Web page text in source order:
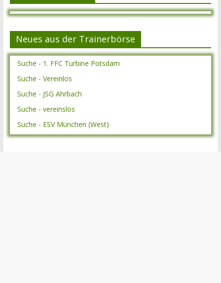
Neues aus der Trainerbörse
Suche - 1. FFC Turbine Potsdam
Suche - Vereinlos
Suche - JSG Ahrbach
Suche - vereinslos
Suche - ESV München (West)